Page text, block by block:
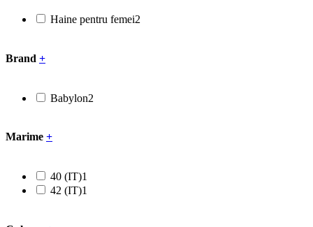
Haine pentru femei2
Brand +
Babylon2
Marime +
40 (IT)1
42 (IT)1